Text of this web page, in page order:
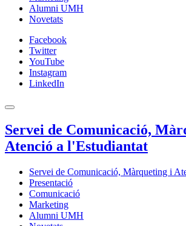
Alumni UMH
Novetats
Facebook
Twitter
YouTube
Instagram
LinkedIn
Servei de Comunicació,
Atenció a l'Estudiantat
Servei de Comunicació, Màrqueting i
Presentació
Comunicació
Marketing
Alumni UMH